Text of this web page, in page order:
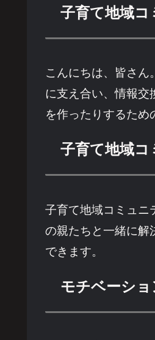
子育て地域コ
こんにちは、皆さ
に支え合い、情報交
を作ったりするため
子育て地域コ
子育て地域コミュニ
の親たちと一緒に解
できます。
モチベーシ